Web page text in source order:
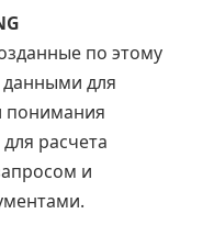
по этому
данными для
понимания
расчета
и